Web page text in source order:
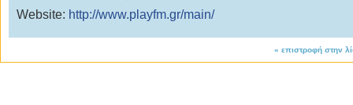
Website: http://www.playfm.gr/main/
« επιστροφή στην